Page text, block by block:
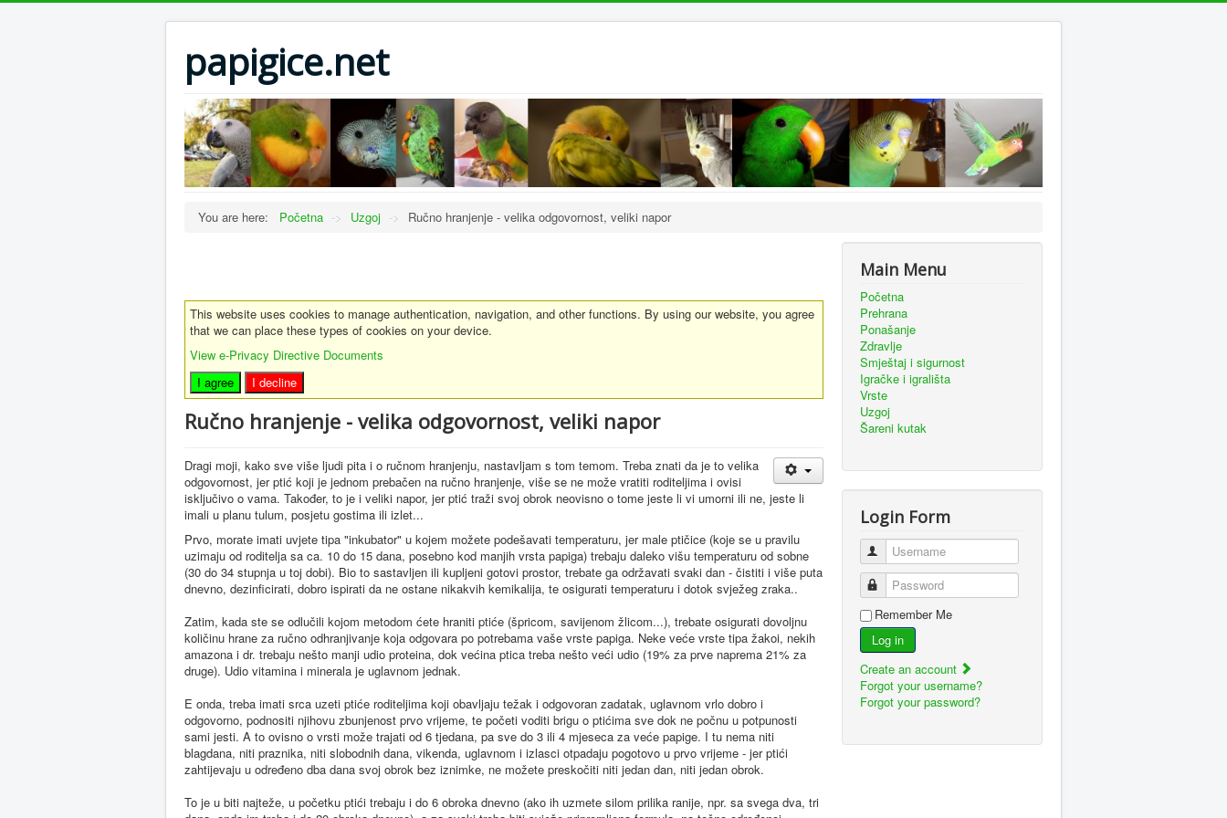
papigice.net
You are here: Početna -> Uzgoj -> Ručno hranjenje - velika odgovornost, veliki napor
This website uses cookies to manage authentication, navigation, and other functions. By using our website, you agree
that we can place these types of cookies on your device.
View e-Privacy Directive Documents
I agree
I decline
Ručno hranjenje - velika odgovornost, veliki napor
Dragi moji, kako sve više ljudi pita i o ručnom hranjenju, nastavljam s tom temom. Treba znati da je to velika
odgovornost, jer ptić koji je jednom prebačen na ručno hranjenje, više se ne može vratiti roditeljima i ovisi
isključivo o vama. Također, to je i veliki napor, jer ptić traži svoj obrok neovisno o tome jeste li vi umorni ili ne, jeste li
imali u planu tulum, posjetu gostima ili izlet...
Prvo, morate imati uvjete tipa "inkubator" u kojem možete podešavati temperaturu, jer male ptičice (koje se u pravilu
uzimaju od roditelja sa ca. 10 do 15 dana, posebno kod manjih vrsta papiga) trebaju daleko višu temperaturu od sobne
(30 do 34 stupnja u toj dobi). Bio to sastavljen ili kupljeni gotovi prostor, trebate ga održavati svaki dan - čistiti i više puta
dnevno, dezinficirati, dobro ispirati da ne ostane nikakvih kemikalija, te osigurati temperaturu i dotok svježeg zraka..
Zatim, kada ste se odlučili kojom metodom ćete hraniti ptiće (špricom, savijenom žlicom...), trebate osigurati dovoljnu
količinu hrane za ručno odhranjivanje koja odgovara po potrebama vaše vrste papiga. Neke veće vrste tipa žakoi, nekih
amazona i dr. trebaju nešto manji udio proteina, dok većina ptica treba nešto veći udio (19% za prve naprema 21% za
druge). Udio vitamina i minerala je uglavnom jednak.
E onda, treba imati srca uzeti ptiće roditeljima koji obavljaju težak i odgovoran zadatak, uglavnom vrlo dobro i
odgovorno, podnositi njihovu zbunjenost prvo vrijeme, te početi voditi brigu o ptićima sve dok ne počnu u potpunosti
sami jesti. A to ovisno o vrsti može trajati od 6 tjedana, pa sve do 3 ili 4 mjeseca za veće papige. I tu nema niti
blagdana, niti praznika, niti slobodnih dana, vikenda, uglavnom i izlasci otpadaju pogotovo u prvo vrijeme - jer ptići
zahtijevaju u određeno dba dana svoj obrok bez iznimke, ne možete preskočiti niti jedan dan, niti jedan obrok.
To je u biti najteže, u početku ptići trebaju i do 6 obroka dnevno (ako ih uzmete silom prilika ranije, npr. sa svega dva, tri
Main Menu
Početna
Prehrana
Ponašanje
Zdravlje
Smještaj i sigurnost
Igračke i igrališta
Vrste
Uzgoj
Šareni kutak
Login Form
Username
Password
Remember Me
Log in
Create an account
Forgot your username?
Forgot your password?